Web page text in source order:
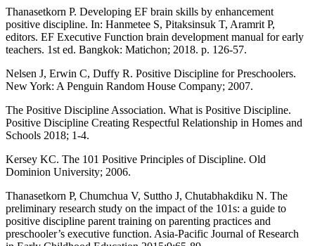
Thanasetkorn P. Developing EF brain skills by enhancement
positive discipline. In: Hanmetee S, Pitaksinsuk T, Aramrit P,
editors. EF Executive Function brain development manual for early
teachers. 1st ed. Bangkok: Matichon; 2018. p. 126-57.
Nelsen J, Erwin C, Duffy R. Positive Discipline for Preschoolers.
New York: A Penguin Random House Company; 2007.
The Positive Discipline Association. What is Positive Discipline.
Positive Discipline Creating Respectful Relationship in Homes and
Schools 2018; 1-4.
Kersey KC. The 101 Positive Principles of Discipline. Old
Dominion University; 2006.
Thanasetkorn P, Chumchua V, Suttho J, Chutabhakdiku N. The
preliminary research study on the impact of the 101s: a guide to
positive discipline parent training on parenting practices and
preschooler’s executive function. Asia-Pacific Journal of Research